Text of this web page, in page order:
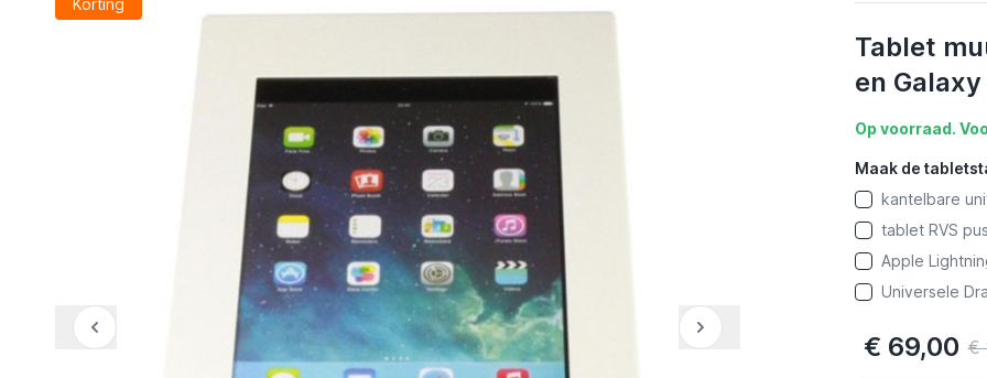
Korting
Tablet
en
Op voorraad.
Maak de
kantelbare
tablet RVS
Apple
Universele
€ 69,00 €